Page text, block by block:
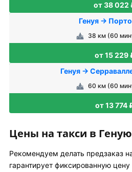
от 38 022
Генуя →
38 км (60
от 15 229
Генуя →
60 км (60
от 13 774
Цены на такси в
Рекомендуем делать предзаказ
гарантирует фиксированную